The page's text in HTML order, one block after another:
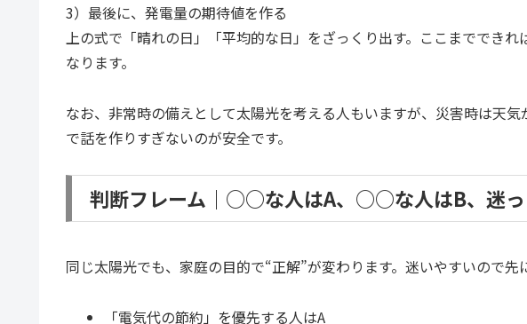
3）最後に、発電量の期待値を作る
上の式で「晴れの日」「平均的な日」をざっくり出す。ここまででき
なります。
なお、非常時の備えとして太陽光を考える人もいますが、災害時は天気
で話を作りすぎないのが安全です。
判断フレーム｜○○な人はA、○○な人はB、迷っ
同じ太陽光でも、家庭の目的で“正解”が変わります。迷いやすいので先
「電気代の節約」を優先する人はA